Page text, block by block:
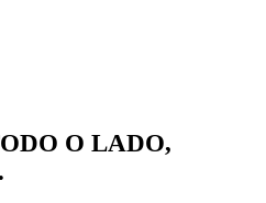
O LADO,